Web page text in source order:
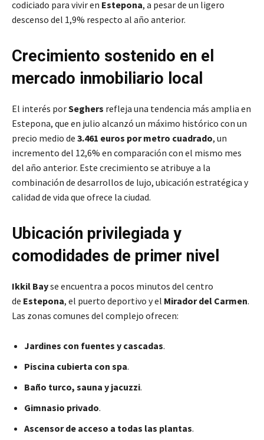
codiciado para vivir en Estepona, a pesar de un ligero
descenso del 1,9% respecto al año anterior.
Crecimiento sostenido en el
mercado inmobiliario local
El interés porSeghers refleja una tendencia más amplia en
Estepona, que en julio alcanzó un máximo histórico con un
precio medio de 3.461 euros por metro cuadrado, un
incremento del 12,6% en comparación con el mismo mes
del año anterior. Este crecimiento se atribuye a la
combinación de desarrollos de lujo, ubicación estratégica y
calidad de vida que ofrece la ciudad.
Ubicación privilegiada y
comodidades de primer nivel
Ikkil Bayse encuentra a pocos minutos del centro
de Estepona, el puerto deportivo y el Mirador del Carmen.
Las zonas comunes del complejo ofrecen:
Jardines con fuentes y cascadas.
Piscina cubierta con spa.
Baño turco, sauna y jacuzzi.
Gimnasio privado.
Ascensor de acceso a todas las plantas.